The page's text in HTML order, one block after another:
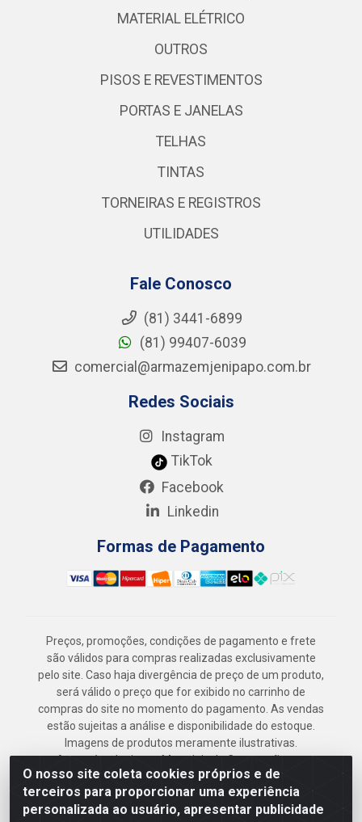
O nosso site coleta cookies próprios e de
terceiros para proporcionar uma experiência
personalizada ao usuário, apresentar publicidade
MATERIAL ELÉTRICO
OUTROS
PISOS E REVESTIMENTOS
PORTAS E JANELAS
TELHAS
TINTAS
TORNEIRAS E REGISTROS
UTILIDADES
Fale Conosco
(81) 3441-6899
(81) 99407-6039
comercial@armazemjenipapo.com.br
Redes Sociais
Instagram
TikTok
Facebook
Linkedin
Formas de Pagamento
Preços, promoções, condições de pagamento e frete
são válidos para compras realizadas exclusivamente
pelo site. Caso haja divergência de preço de um produto,
será válido o preço que for exibido no carrinho de
compras do site no momento do pagamento. As vendas
estão sujeitas a análise e disponibilidade do estoque.
Imagens de produtos meramente ilustrativas.
Armazém Jenipapo Materiais de Construção em
Geral LTDA - Rua das Flores, 2691 - Guabiraba,
Recife/PE - CEP 52.291-630 - CNPJ
41.097.379/0001-